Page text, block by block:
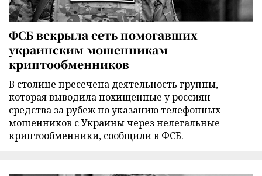
ФСБ вскрыла сеть помогавших
украинским мошенникам
криптообменников
В столице пресечена деятельность группы,
которая выводила похищенные у россиян
средства за рубеж по указанию телефонных
мошенников с Украины через нелегальные
криптообменники, сообщили в ФСБ.